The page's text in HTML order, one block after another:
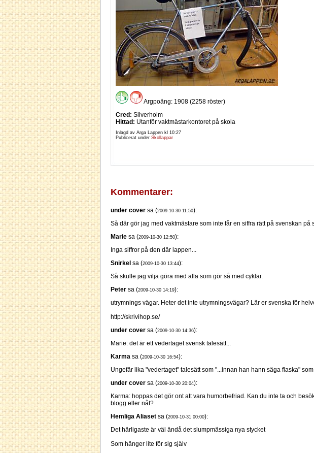
Argpoäng: 1908 (2258 röster)
Cred: Silverholm
Hittad: Utanför vaktmästarkontoret på skola
Inlagd av Arga Lappen kl 10:27
Publicerat under Skollappar
Kommentarer:
under cover sa (2009-10-30 11:50):
Så där gör jag med vaktmästare som inte får en siffra rätt på svenskan på
Marie sa (2009-10-30 12:50):
Inga siffror på den där lappen...
Snirkel sa (2009-10-30 13:44):
Så skulle jag vilja göra med alla som gör så med cyklar.
Peter sa (2009-10-30 14:19):
utrymnings vägar. Heter det inte utrymningsvägar? Lär er svenska för
http://skrivihop.se/
under cover sa (2009-10-30 14:36):
Marie: det är ett vedertaget svensk talesätt...
Karma sa (2009-10-30 16:54):
Ungefär lika "vedertaget" talesätt som "...innan han hann säga flaska"
under cover sa (2009-10-30 20:04):
Karma: hoppas det gör ont att vara humorbefriad. Kan du inte ta och
blogg eller nåt?
Hemliga Aliaset sa (2009-10-31 00:00):
Det härligaste är väl ändå det slumpmässiga nya stycket
Som hänger lite för sig själv